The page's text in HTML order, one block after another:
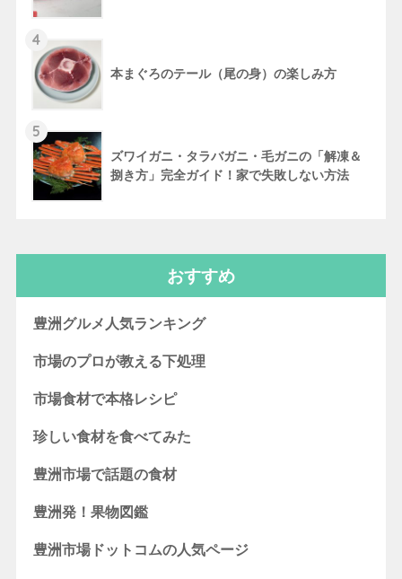
4
本まぐろのテール（尾の身）の楽しみ方
5
ズワイガニ・タラバガニ・毛ガニの「解凍＆
捌き方」完全ガイド！家で失敗しない方法
おすすめ
豊洲グルメ人気ランキング
市場のプロが教える下処理
市場食材で本格レシピ
珍しい食材を食べてみた
豊洲市場で話題の食材
豊洲発！果物図鑑
豊洲市場ドットコムの人気ページ